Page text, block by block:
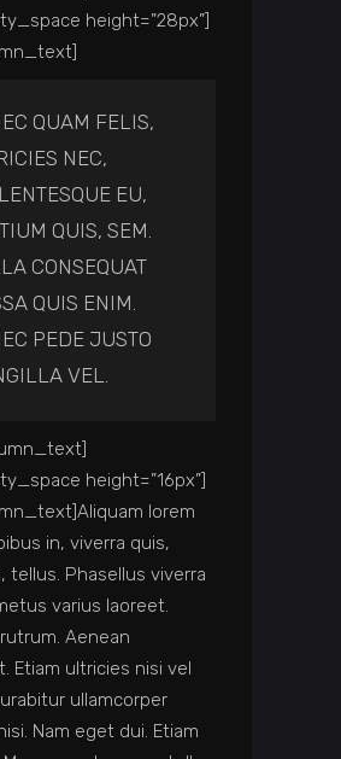
height=”28px”]
QUAM FELIS,
NEC,
EU,
QUIS, SEM.
CONSEQUAT
QUIS ENIM.
PEDE JUSTO
VEL.
height=”16px”]
lorem
in, viverra quis,
tellus. Phasellus viverra
varius laoreet.
Aenean
Etiam ultricies nisi vel
ullamcorper
Nam eget dui. Etiam